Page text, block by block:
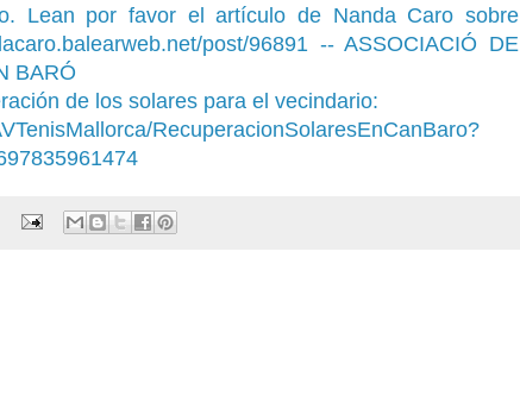
Lean por favor el artículo de Nanda Caro sobre
post/96891 -- ASSOCIACIÓ DE
BARÓ
de los solares para el vecindario:
RecuperacionSolaresEnCanBaro?